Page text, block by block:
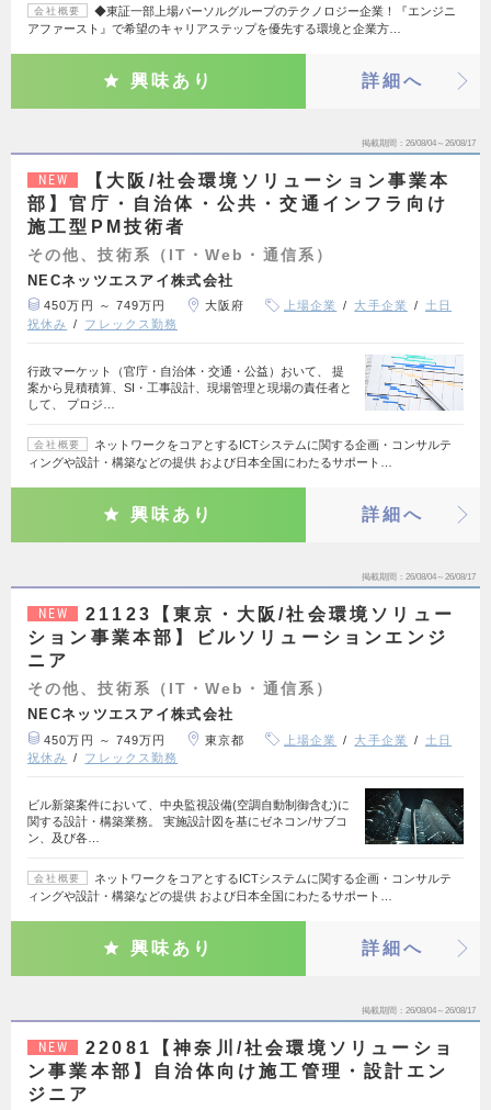
会社概要
◆東証一部上場パーソルグループのテクノロジー企業！『エンジニ
アファースト』で希望のキャリアステップを優先する環境と企業方…
興味あり 詳細へ
掲載期間 26/08/04～26/08/17
NEW
【大阪/社会環境ソリューション事業本
部】官庁・自治体・公共・交通インフラ向け
施工型PM技術者
その他、技術系（IT・Web・通信系）
NECネッツエスアイ株式会社
450万円 ～ 749万円 大阪府 上場企業 大手企業
土日
祝休み
フレックス勤務
行政マーケット（官庁・自治体・交通・公益）おいて、 提
案から見積積算、SI・工事設計、現場管理と現場の責任者と
して、 プロジ…
会社概要
ネットワークをコアとするICTシステムに関する企画・コンサルテ
ィングや設計・構築などの提供 および日本全国にわたるサポート…
興味あり 詳細へ
掲載期間 26/08/04～26/08/17
NEW
21123【東京・大阪/社会環境ソリュー
ション事業本部】ビルソリューションエンジ
ニア
その他、技術系（IT・Web・通信系）
NECネッツエスアイ株式会社
450万円 ～ 749万円 東京都 上場企業 大手企業
土日
祝休み
フレックス勤務
ビル新築案件において、中央監視設備(空調自動制御含む)に
関する設計・構築業務。 実施設計図を基にゼネコン/サブコ
ン、及び各…
会社概要
ネットワークをコアとするICTシステムに関する企画・コンサルテ
ィングや設計・構築などの提供 および日本全国にわたるサポート…
興味あり 詳細へ
掲載期間 26/08/04～26/08/17
NEW
22081【神奈川/社会環境ソリューショ
ン事業本部】自治体向け施工管理・設計エン
ジニア